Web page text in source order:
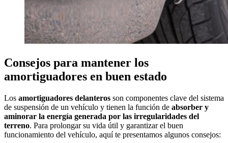
Consejos para mantener los
amortiguadores en buen estado
Los amortiguadores delanteros son componentes clave del sistema
de suspensión de un vehículo y tienen la función de absorber y
aminorar la energía generada por las irregularidades del
terreno. Para prolongar su vida útil y garantizar el buen
funcionamiento del vehículo, aquí te presentamos algunos consejos: